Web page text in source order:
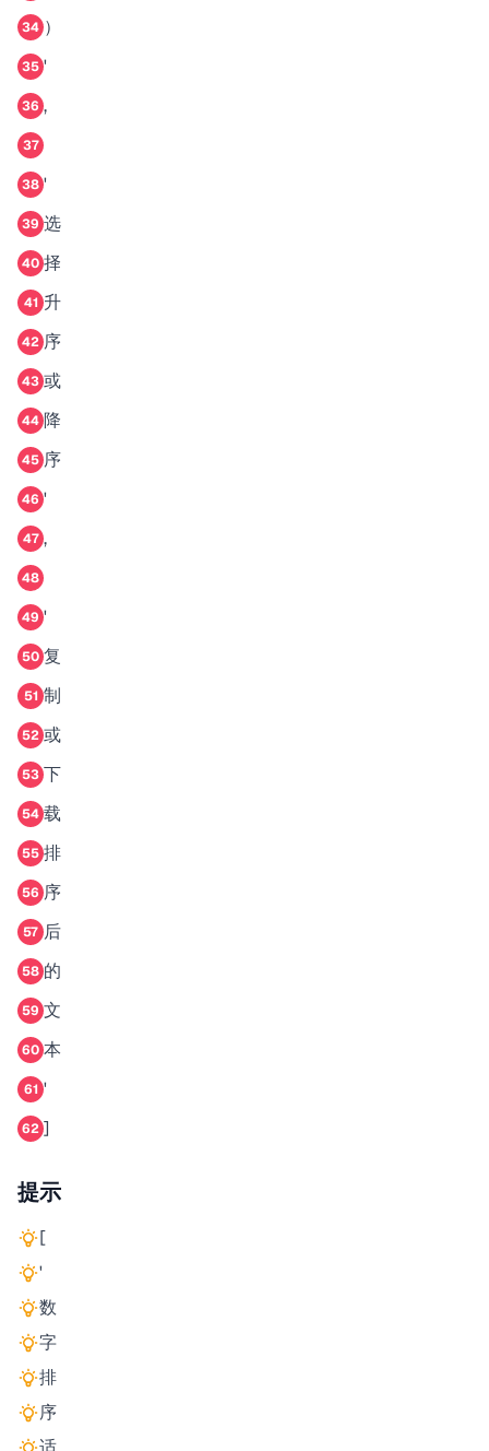
34 ）
35 '
36 ,
37
38 '
39 选
40 择
41 升
42 序
43 或
44 降
45 序
46 '
47 ,
48
49 '
50 复
51 制
52 或
53 下
54 载
55 排
56 序
57 后
58 的
59 文
60 本
61 '
62 ]
提示
[
'
数
字
排
序